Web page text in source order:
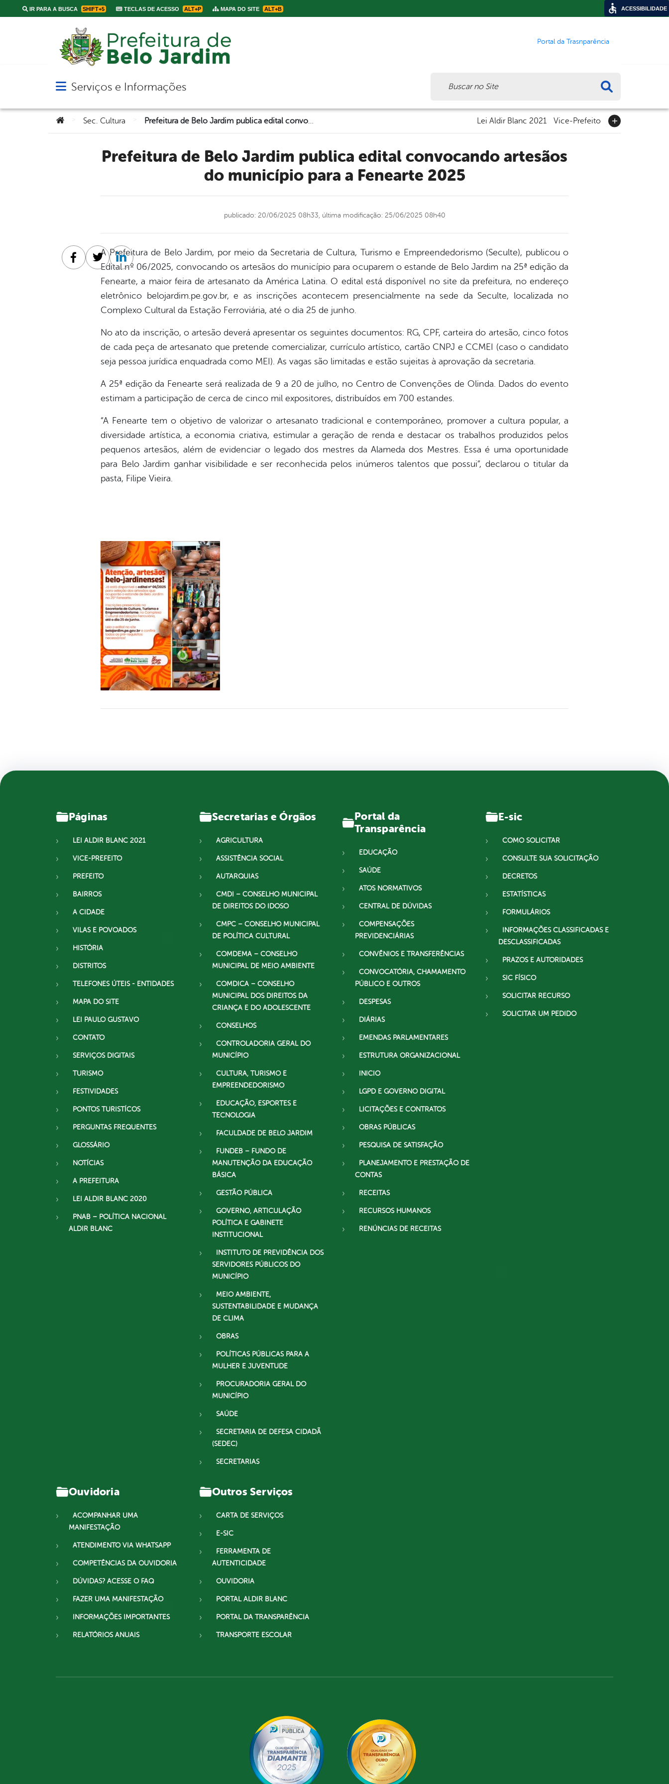
IR PARA A BUSCA SHIFT+5 TECLAS DE ACESSO ALT+P MAPA DO SITE ALT+B
Portal da Trasnparência
Abrir menu principal de navegação
Serviços e Informações
Você está aqui:
Sec. Cultura Lei Aldir Blanc 2021 Vice-Prefeito
Prefeitura de Belo Jardim publica edital convocando artesãos
do município para a Fenearte 2025
publicado: 20/06/2025 08h33, última modificação: 25/06/2025 08h40
A Prefeitura de Belo Jardim, por meio da Secretaria de Cultura, Turismo e Empreendedorismo (Seculte), publicou o
Edital nº 06/2025, convocando os artesãos do município para ocuparem o estande de Belo Jardim na 25ª edição da
Fenearte, a maior feira de artesanato da América Latina. O edital está disponível no site da prefeitura, no endereço
eletrônico belojardim.pe.gov.br, e as inscrições acontecem presencialmente na sede da Seculte, localizada no
Complexo Cultural da Estação Ferroviária, até o dia 25 de junho.
No ato da inscrição, o artesão deverá apresentar os seguintes documentos: RG, CPF, carteira do artesão, cinco fotos
de cada peça de artesanato que pretende comercializar, currículo artístico, cartão CNPJ e CCMEI (caso o candidato
seja pessoa jurídica enquadrada como MEI). As vagas são limitadas e estão sujeitas à aprovação da secretaria.
A 25ª edição da Fenearte será realizada de 9 a 20 de julho, no Centro de Convenções de Olinda. Dados do evento
estimam a participação de cerca de cinco mil expositores, distribuídos em 700 estandes.
“A Fenearte tem o objetivo de valorizar o artesanato tradicional e contemporâneo, promover a cultura popular, a
diversidade artística, a economia criativa, estimular a geração de renda e destacar os trabalhos produzidos pelos
pequenos artesãos, além de evidenciar o legado dos mestres da Alameda dos Mestres. Essa é uma oportunidade
para Belo Jardim ganhar visibilidade e ser reconhecida pelos inúmeros talentos que possui”, declarou o titular da
pasta, Filipe Vieira.
Facebook
TwitterLinkedin
Páginas
LEI ALDIR BLANC 2021
VICE-PREFEITO
PREFEITO
BAIRROS
A CIDADE
VILAS E POVOADOS
HISTÓRIA
DISTRITOS
TELEFONES ÚTEIS - ENTIDADES
MAPA DO SITE
LEI PAULO GUSTAVO
CONTATO
SERVIÇOS DIGITAIS
TURISMO
FESTIVIDADES
PONTOS TURISTÍCOS
PERGUNTAS FREQUENTES
GLOSSÁRIO
NOTÍCIAS
A PREFEITURA
LEI ALDIR BLANC 2020
PNAB – POLÍTICA NACIONAL
ALDIR BLANC
Secretarias e Órgãos
AGRICULTURA
ASSISTÊNCIA SOCIAL
AUTARQUIAS
CMDI – CONSELHO MUNICIPAL
DE DIREITOS DO IDOSO
CMPC – CONSELHO MUNICIPAL
DE POLÍTICA CULTURAL
COMDEMA – CONSELHO
MUNICIPAL DE MEIO AMBIENTE
COMDICA – CONSELHO
MUNICIPAL DOS DIREITOS DA
CRIANÇA E DO ADOLESCENTE
CONSELHOS
CONTROLADORIA GERAL DO
MUNICÍPIO
CULTURA, TURISMO E
EMPREENDEDORISMO
EDUCAÇÃO, ESPORTES E
TECNOLOGIA
FACULDADE DE BELO JARDIM
FUNDEB – FUNDO DE
MANUTENÇÃO DA EDUCAÇÃO
BÁSICA
GESTÃO PÚBLICA
GOVERNO, ARTICULAÇÃO
POLÍTICA E GABINETE
INSTITUCIONAL
INSTITUTO DE PREVIDÊNCIA DOS
SERVIDORES PÚBLICOS DO
MUNICÍPIO
MEIO AMBIENTE,
SUSTENTABILIDADE E MUDANÇA
DE CLIMA
OBRAS
POLÍTICAS PÚBLICAS PARA A
MULHER E JUVENTUDE
PROCURADORIA GERAL DO
MUNICÍPIO
SAÚDE
SECRETARIA DE DEFESA CIDADÃ
(SEDEC)
SECRETARIAS
Portal da
Transparência
EDUCAÇÃO
SAÚDE
ATOS NORMATIVOS
CENTRAL DE DÚVIDAS
COMPENSAÇÕES
PREVIDENCIÁRIAS
CONVÊNIOS E TRANSFERÊNCIAS
CONVOCATÓRIA, CHAMAMENTO
PÚBLICO E OUTROS
DESPESAS
DIÁRIAS
EMENDAS PARLAMENTARES
ESTRUTURA ORGANIZACIONAL
INICIO
LGPD E GOVERNO DIGITAL
LICITAÇÕES E CONTRATOS
OBRAS PÚBLICAS
PESQUISA DE SATISFAÇÃO
PLANEJAMENTO E PRESTAÇÃO DE
CONTAS
RECEITAS
RECURSOS HUMANOS
RENÚNCIAS DE RECEITAS
E-sic
COMO SOLICITAR
CONSULTE SUA SOLICITAÇÃO
DECRETOS
ESTATÍSTICAS
FORMULÁRIOS
INFORMAÇÕES CLASSIFICADAS E
DESCLASSIFICADAS
PRAZOS E AUTORIDADES
SIC FÍSICO
SOLICITAR RECURSO
SOLICITAR UM PEDIDO
Ouvidoria
ACOMPANHAR UMA
MANIFESTAÇÃO
ATENDIMENTO VIA WHATSAPP
COMPETÊNCIAS DA OUVIDORIA
DÚVIDAS? ACESSE O FAQ
FAZER UMA MANIFESTAÇÃO
INFORMAÇÕES IMPORTANTES
RELATÓRIOS ANUAIS
Outros Serviços
CARTA DE SERVIÇOS
E-SIC
FERRAMENTA DE
AUTENTICIDADE
OUVIDORIA
PORTAL ALDIR BLANC
PORTAL DA TRANSPARÊNCIA
TRANSPORTE ESCOLAR
ACESSIBILIDADE